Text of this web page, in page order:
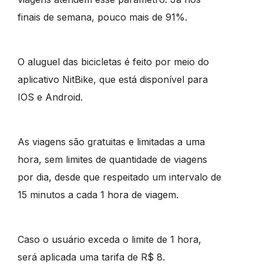
finais de semana, pouco mais de 91%.
O aluguel das bicicletas é feito por meio do
aplicativo NitBike, que está disponível para
IOS e Android.
As viagens são gratuitas e limitadas a uma
hora, sem limites de quantidade de viagens
por dia, desde que respeitado um intervalo de
15 minutos a cada 1 hora de viagem.
Caso o usuário exceda o limite de 1 hora,
será aplicada uma tarifa de R$ 8.